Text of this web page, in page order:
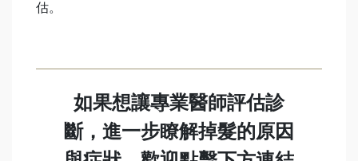
估。
如果想讓專業醫師評估診
斷，進一步瞭解掉髮的原因